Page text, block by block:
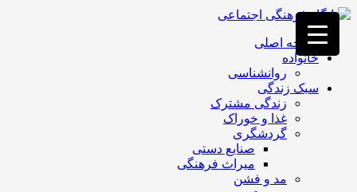
فصد
خون
غرب
تهران
خشکشویی
تصفیه
صفحه اصلی
خانواده
روانشناسی
سبک زندگی
زندگی مشترک
غذا و خوراک
گردشگری
صنایع دستی
میراث فرهنگی
مد و فشن